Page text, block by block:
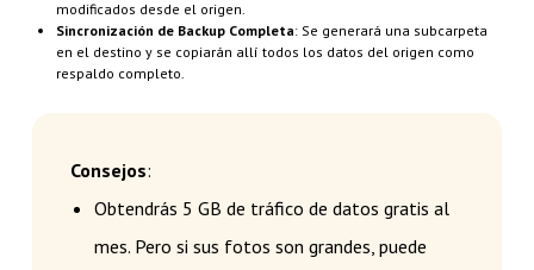
modificados desde el origen.
Sincronización de Backup Completa: Se generará una subcarpeta
en el destino y se copiarán allí todos los datos del origen como
respaldo completo.
Consejos:
Obtendrás 5 GB de tráfico de datos gratis al
mes. Pero si sus fotos son grandes, puede